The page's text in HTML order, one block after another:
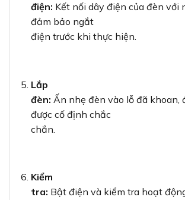
điện: Kết nối dây điện của đèn với
đảm bảo ngắt
điện trước khi thực hiện.
Lắp
đèn: Ấn nhẹ đèn vào lỗ đã khoan,
được cố định chắc
chắn.
Kiểm
tra: Bật điện và kiểm tra hoạt